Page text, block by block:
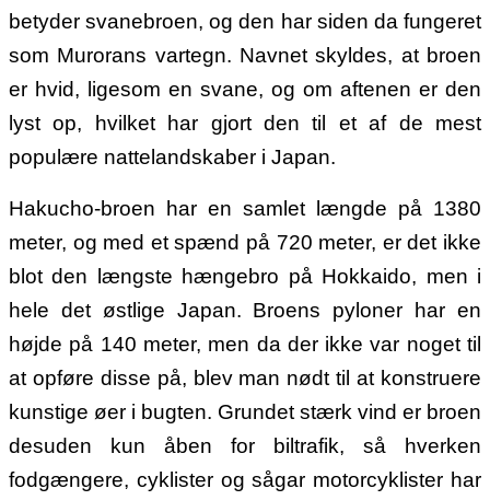
betyder svanebroen, og den har siden da fungeret
som Murorans vartegn. Navnet skyldes, at broen
er hvid, ligesom en svane, og om aftenen er den
lyst op, hvilket har gjort den til et af de mest
populære nattelandskaber i Japan.
Hakucho-broen har en samlet længde på 1380
meter, og med et spænd på 720 meter, er det ikke
blot den længste hængebro på Hokkaido, men i
hele det østlige Japan. Broens pyloner har en
højde på 140 meter, men da der ikke var noget til
at opføre disse på, blev man nødt til at konstruere
kunstige øer i bugten. Grundet stærk vind er broen
desuden kun åben for biltrafik, så hverken
fodgængere, cyklister og sågar motorcyklister har